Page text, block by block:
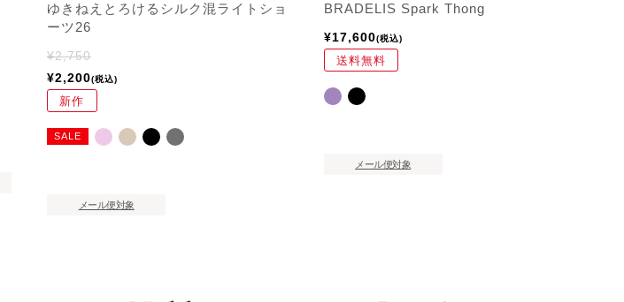
ゆきねえとろけるシルク混ライトショ
ーツ26
¥2,750
¥2,200 税込
新作
SALE
メール便対象
BRADELIS Spark Thong
¥17,600 税込
送料無料
メール便対象